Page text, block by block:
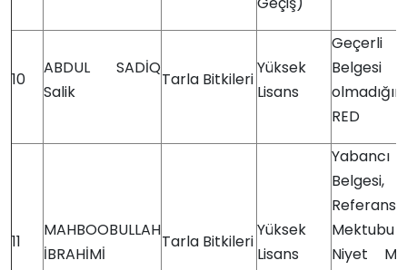
10
ABDUL SADİQ
Salik
Tarla Bitkileri
Yüksek
Lisans
Belgesi
RED
11
MAHBOOBULLAH
İBRAHİMİ
Tarla Bitkileri
Yüksek
Lisans
Belgesi,
Referans
Niyet